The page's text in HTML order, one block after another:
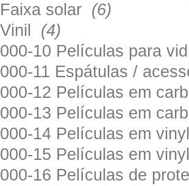
Faixa solar (6)
Vinil (4)
000-10 Películas para
000-11 Espátulas /
000-12 Películas em
000-13 Películas em
000-14 Películas em
000-15 Películas em
000-16 Películas de